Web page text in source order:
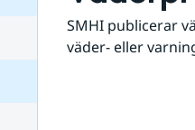
SMHI publicerar
väder- eller